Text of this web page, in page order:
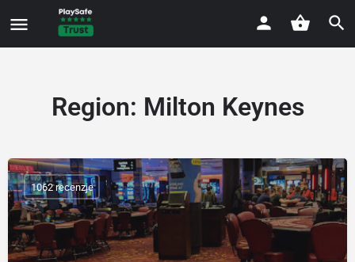
Region: Milton Keynes
1062 recenzje